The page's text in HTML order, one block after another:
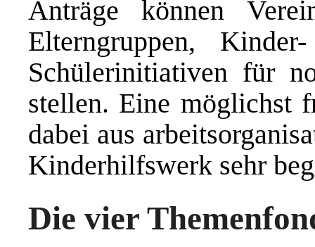
Anträge können
Elterngruppen,
Schülerinitiativen für
stellen. Eine möglichst
dabei aus
Kinderhilfswerk sehr
Die vier